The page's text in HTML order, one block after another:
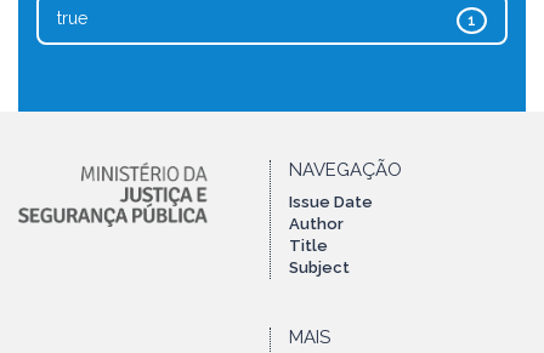
1
true
NAVEGAÇÃO
Issue Date
Author
Title
Subject
MAIS